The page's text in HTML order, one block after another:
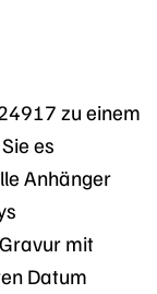
zu einem
es
Anhänger
mit
Datum